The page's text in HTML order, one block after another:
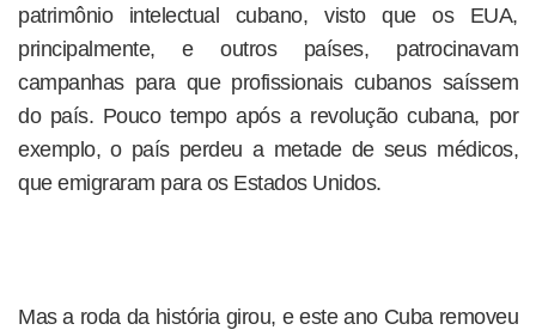
patrimônio intelectual cubano, visto que os EUA,
principalmente, e outros países, patrocinavam
campanhas para que profissionais cubanos saíssem
do país. Pouco tempo após a revolução cubana, por
exemplo, o país perdeu a metade de seus médicos,
que emigraram para os Estados Unidos.
Mas a roda da história girou, e este ano Cuba removeu